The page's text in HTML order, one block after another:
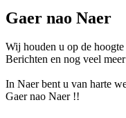
Gaer nao Naer
Wij houden u op de
Berichten en nog veel
In Naer bent u van harte
Gaer nao Naer !!